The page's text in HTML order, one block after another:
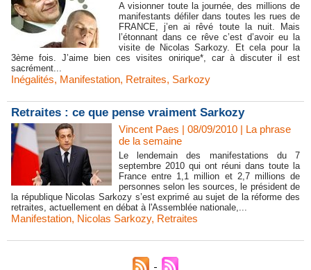
A visionner toute la journée, des millions de
manifestants défiler dans toutes les rues de
FRANCE, j’en ai rêvé toute la nuit. Mais
l’étonnant dans ce rêve c’est d’avoir eu la
visite de Nicolas Sarkozy. Et cela pour la
3ème fois. J’aime bien ces visites onirique*, car à discuter il est
sacrément...
Inégalités, Manifestation, Retraites, Sarkozy
Retraites : ce que pense vraiment Sarkozy
Vincent Paes | 08/09/2010 | La phrase
de la semaine
Le lendemain des manifestations du 7
septembre 2010 qui ont réuni dans toute la
France entre 1,1 million et 2,7 millions de
personnes selon les sources, le président de
la république Nicolas Sarkozy s’est exprimé au sujet de la réforme des
retraites, actuellement en débat à l'Assemblée nationale,...
Manifestation, Nicolas Sarkozy, Retraites